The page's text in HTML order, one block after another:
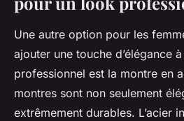
Une autre option pour les
ajouter une touche d’élégance
professionnel est la montre en
montres sont non seulement
extrêmement durables. L’acier